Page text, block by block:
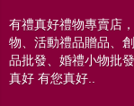
有禮真好禮物專賣店
物、活動禮品贈品、
品批發、婚禮小物批
真好 有您真好..